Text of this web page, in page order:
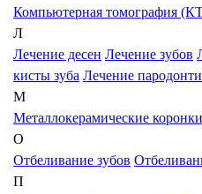
Компьютерная томография
Л
Лечение десен Лечение зубов
кисты зуба Лечение
М
Металлокерамические коронки
О
Отбеливание зубов
П